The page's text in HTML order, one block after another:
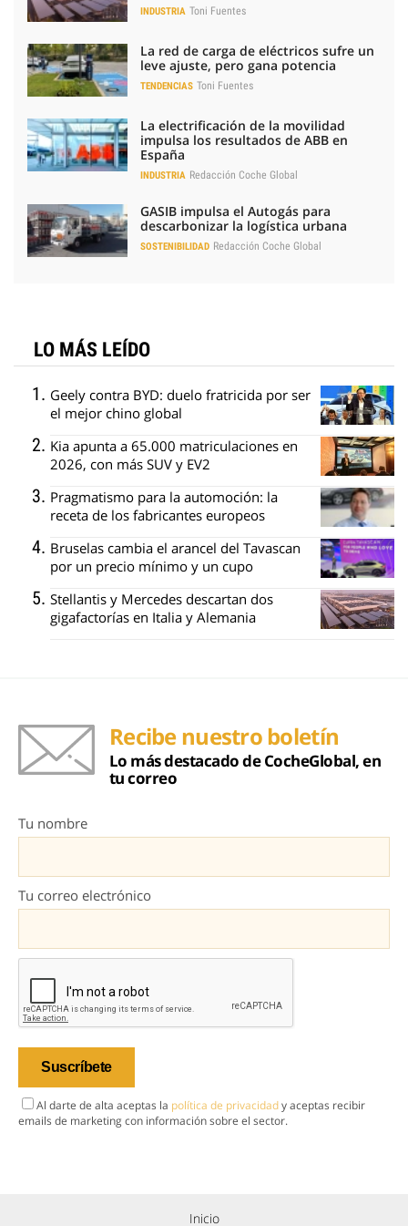
INDUSTRIA Toni Fuentes
La red de carga de eléctricos sufre un
leve ajuste, pero gana potencia
TENDENCIAS Toni Fuentes
La electrificación de la movilidad
impulsa los resultados de ABB en
España
INDUSTRIA Redacción Coche Global
GASIB impulsa el Autogás para
descarbonizar la logística urbana
SOSTENIBILIDAD Redacción Coche Global
LO MÁS LEÍDO
Geely contra BYD: duelo fratricida por ser
el mejor chino global
Kia apunta a 65.000 matriculaciones en
2026, con más SUV y EV2
Pragmatismo para la automoción: la
receta de los fabricantes europeos
Bruselas cambia el arancel del Tavascan
por un precio mínimo y un cupo
Stellantis y Mercedes descartan dos
gigafactorías en Italia y Alemania
Recibe nuestro boletín
Lo más destacado de CocheGlobal, en
tu correo
Tu nombre
Tu correo electrónico
Al darte de alta aceptas la política de privacidady aceptas recibir
emails de marketing con información sobre el sector.
Inicio